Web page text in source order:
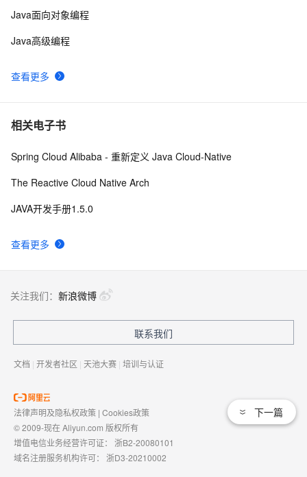
查看更多
Java面向对象编程
Java高级编程
相关电子书
查看更多
Spring Cloud Alibaba - 重新定义 Java Cloud-Native
The Reactive Cloud Native Arch
JAVA开发手册1.5.0
下一篇
关注我们： 新浪微博
联系我们
文档 | 开发者社区 | 天池大赛 | 培训与认证
法律声明及隐私权政策 | Cookies政策
© 2009-现在 Aliyun.com 版权所有
增值电信业务经营许可证： 浙B2-20080101
域名注册服务机构许可： 浙D3-20210002